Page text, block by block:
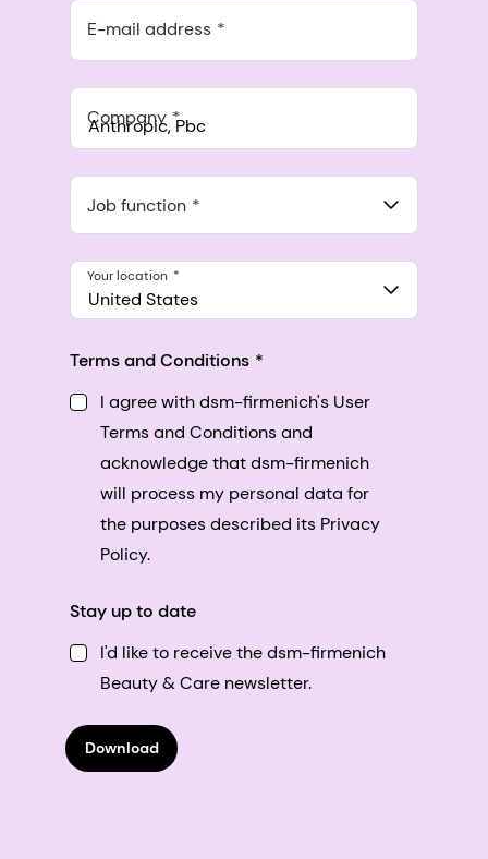
E-mail address
Company
548 Market St Pmb 90375, San Francisco, California, US
Job function
United States
Your location
Terms and Conditions
I agree with dsm-firmenich's User
Terms and Conditions and
acknowledge that dsm-firmenich
will process my personal data for
the purposes described its Privacy
Policy.
Stay up to date
I'd like to receive the dsm-firmenich
Beauty & Care newsletter.
Download